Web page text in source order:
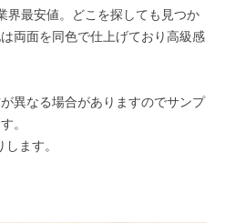
界最安値。どこを探しても見つか
両面を同色で仕上げており高級感
異なる場合がありますのでサンプ
。
ます。